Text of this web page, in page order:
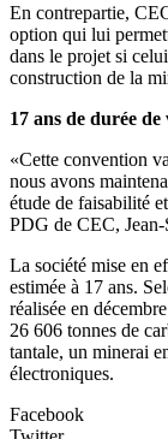
En contrepartie,
option qui lui
dans le projet si
construction de la
17 ans de durée de
«Cette convention
nous avons
étude de faisabilité
PDG de CEC,
La société mise en
estimée à 17 ans.
réalisée en
26 606 tonnes de
tantale, un minerai
électroniques.
Facebook